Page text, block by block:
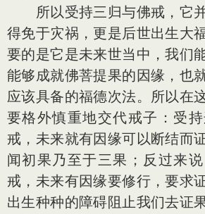
所以受持三归与佛戒，它
得免于灾祸，更是后世出生大
要的是它是未来世当中，我们
能够成就佛菩提果的因缘，也
应该具备的福德次法。所以在
要格外慎重地交代戒子：受
戒，未来就有因缘可以断结而
闻初果乃至于三果；反过来
戒，未来有因缘要修行，要求
出生种种的障碍阻止我们去证